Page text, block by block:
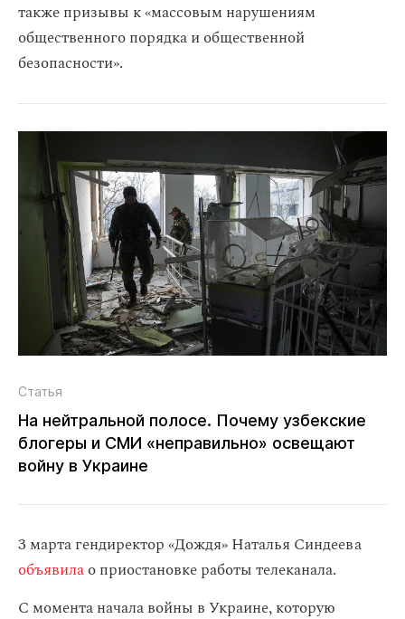
также призывы к «массовым нарушениям
общественного порядка и общественной
безопасности».
Статья
На нейтральной полосе. Почему узбекские
блогеры и СМИ «неправильно» освещают
войну в Украине
3 марта гендиректор «Дождя» Наталья Синдеева
объявилао приостановке работы телеканала.
С момента начала войны в Украине, которую